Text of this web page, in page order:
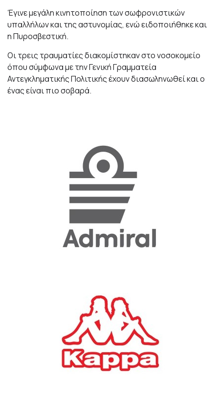
Έγινε μεγάλη κινητοποίηση των σωφρονιστικών
υπαλλήλων και της αστυνομίας, ενώ ειδοποιήθηκε και
η Πυροσβεστική.
Οι τρεις τραυματίες διακομίστηκαν στο νοσοκομείο
όπου σύμφωνα με την Γενική Γραμματεία
Αντεγκληματικής Πολιτικής έχουν διασωληνωθεί και ο
ένας είναι πιο σοβαρά.